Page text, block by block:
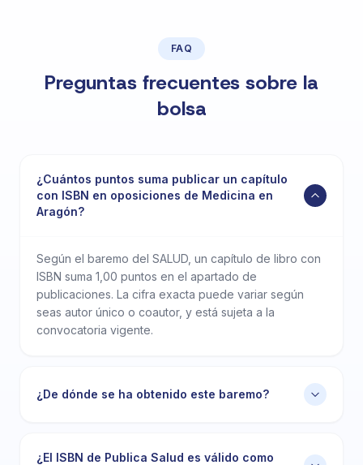
FAQ
Preguntas frecuentes sobre la
bolsa
¿Cuántos puntos suma publicar un capítulo
con ISBN en oposiciones de Medicina en
Aragón?
Según el baremo del SALUD, un capítulo de libro con
ISBN suma 1,00 puntos en el apartado de
publicaciones. La cifra exacta puede variar según
seas autor único o coautor, y está sujeta a la
convocatoria vigente.
¿De dónde se ha obtenido este baremo?
¿El ISBN de Publica Salud es válido como